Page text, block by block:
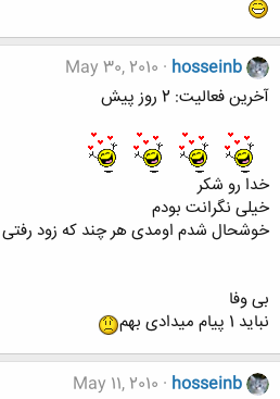
hosseinb
May 30, 2010
آخرين فعاليت: 2 روز پيش
خدا رو شکر
خیلی نگرانت بودم
خوشحال شدم اومدی هر چند که زود رفتی
بی وفا
نباید 1 پیام میدادی بهم
hosseinb
May 11, 2010